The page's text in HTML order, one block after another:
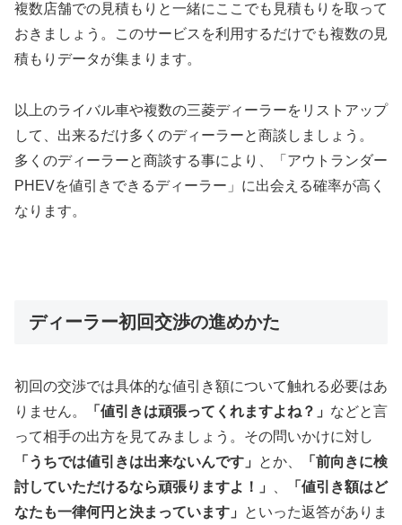
複数店舗での見積もりと一緒にここでも見積もりを取って
おきましょう。このサービスを利用するだけでも複数の見
積もりデータが集まります。
以上のライバル車や複数の三菱ディーラーをリストアップ
して、出来るだけ多くのディーラーと商談しましょう。
多くのディーラーと商談する事により、「アウトランダー
PHEVを値引きできるディーラー」に出会える確率が高く
なります。
ディーラー初回交渉の進めかた
初回の交渉では具体的な値引き額について触れる必要はあ
りません。
「値引きは頑張ってくれますよね？」 などと言
って相手の出方を見てみましょう。その問いかけに対し
「うちでは値引きは出来ないんです」
とか、
「前向きに検
討していただけるなら頑張りますよ！」
「値引き額はど
なたも一律何円と決まっています」
といった返答がありま